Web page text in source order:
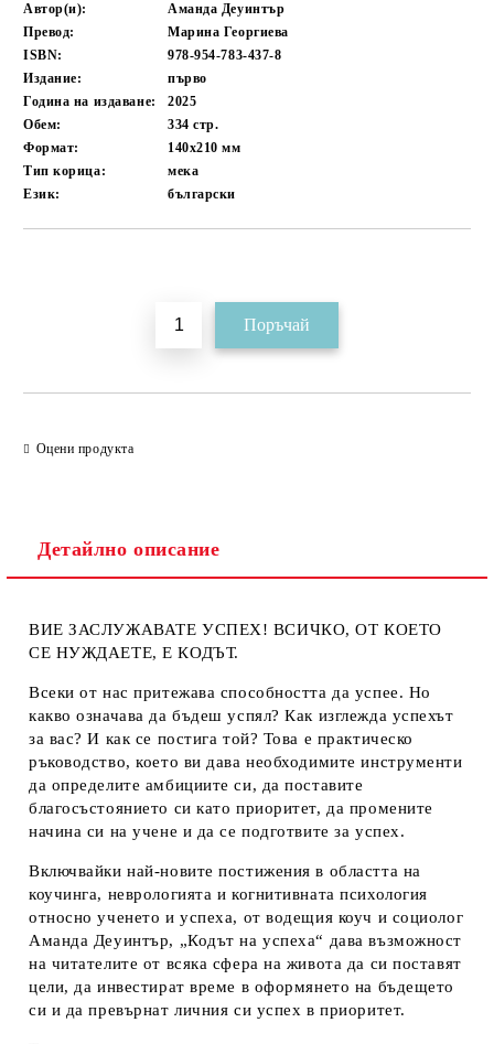
Автор(и):
Аманда Деуинтър
Превод:
Марина Георгиева
ISBN:
978-954-783-437-8
Издание:
първо
Година на издаване:
2025
Обем:
334стр.
Формат:
140х210мм
Тип корица:
мека
Език:
български
Оцени продукта
Детайлно описание
ВИЕ ЗАСЛУЖАВАТЕ УСПЕХ! ВСИЧКО, ОТ КОЕТО
СЕ НУЖДАЕТЕ, Е КОДЪТ.
Всеки от нас притежава способността да успее. Но
какво означава да бъдеш успял? Как изглежда успехът
за вас? И как се постига той? Това е практическо
ръководство, което ви дава необходимите инструменти
да определите амбициите си, да поставите
благосъстоянието си като приоритет, да промените
начина си на учене и да се подготвите за успех.
Включвайки най-новите постижения в областта на
коучинга, неврологията и когнитивната психология
относно ученето и успеха, от водещия коуч и социолог
Аманда Деуинтър, „Кодът на успеха“ дава възможност
на читателите от всяка сфера на живота да си поставят
цели, да инвестират време в оформянето на бъдещето
си и да превърнат личния си успех в приоритет.